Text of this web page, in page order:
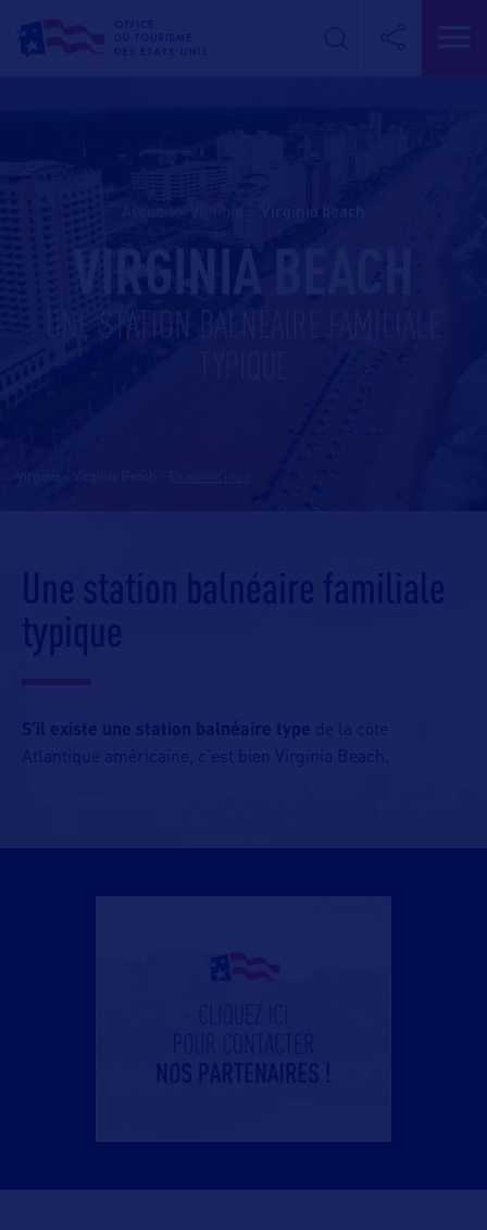
virginia beach
VIRGINIA BEACH
UNE STATION BALNÉAIRE FAMILIALE
Une station balnéaire familiale
typique
S’il existe une station balnéaire type de la côte
Atlantique américaine, c’est bien Virginia Beach.